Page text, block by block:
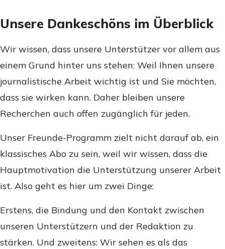
Unsere Dankeschöns im Überblick
Wir wissen, dass unsere Unterstützer vor allem aus
einem Grund hinter uns stehen: Weil Ihnen unsere
journalistische Arbeit wichtig ist und Sie möchten,
dass sie wirken kann. Daher bleiben unsere
Recherchen auch offen zugänglich für jeden.
Unser Freunde-Programm zielt nicht darauf ab, ein
klassisches Abo zu sein, weil wir wissen, dass die
Hauptmotivation die Unterstützung unserer Arbeit
ist. Also geht es hier um zwei Dinge:
Erstens, die Bindung und den Kontakt zwischen
unseren Unterstützern und der Redaktion zu
stärken. Und zweitens: Wir sehen es als das